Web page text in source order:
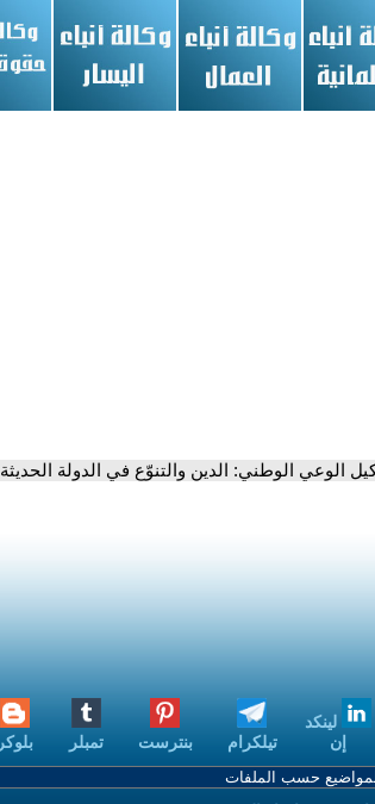
الوعي الوطني: الدين والتنوّع في الدولة الحديثة
لينكد
إن
تيلكرام بنترست تمبلر بلوكر